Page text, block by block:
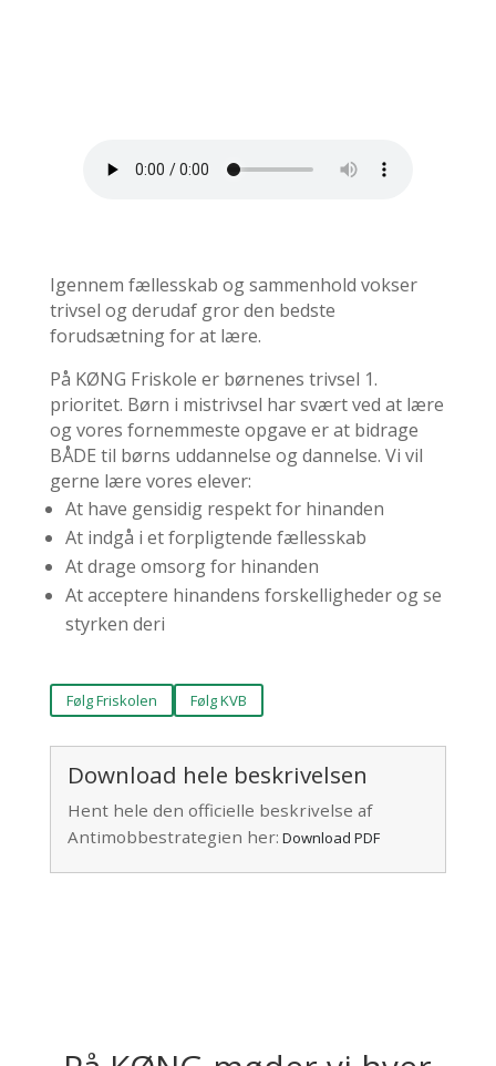
Igennem fællesskab og sammenhold vokser
trivsel og derudaf gror den bedste
forudsætning for at lære.
På KØNG Friskole er børnenes trivsel 1.
prioritet. Børn i mistrivsel har svært ved at lære
og vores fornemmeste opgave er at bidrage
BÅDE til børns uddannelse og dannelse. Vi vil
gerne lære vores elever:
At have gensidig respekt for hinanden
At indgå i et forpligtende fællesskab
At drage omsorg for hinanden
At acceptere hinandens forskelligheder og se
styrken deri
Følg Friskolen Følg KVB
Download hele beskrivelsen
Hent hele den officielle beskrivelse af
Antimobbestrategien her: Download PDF